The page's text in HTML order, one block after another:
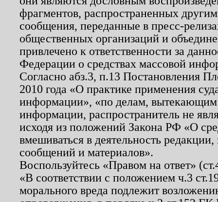
фрагментов, распространенных
сообщения, переданные в пресс-
общественных организаций и
привлечено к ответственности за
Федерации о средствах массовой
Согласно абз.3, п.13 Постановления
2010 года «О практике применения
информации», «по делам, вытекающим
информации, распространитель не
исходя из положений Закона РФ «О
вмешиваться в деятельность
сообщений и материалов».
Воспользуйтесь «Правом на ответ»
«В соответствии с положением ч.3
морального вреда подлежит